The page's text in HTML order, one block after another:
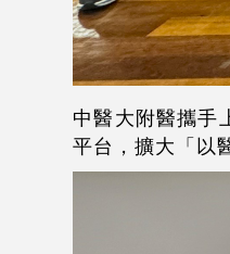
中醫大附醫攜手
平台，擴大「以